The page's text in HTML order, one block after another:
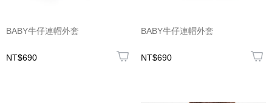
BABY牛仔連帽外套
NT$690
BABY牛仔連帽外套
NT$690